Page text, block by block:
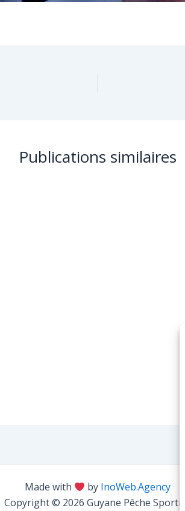
Publications similaires
Made with by InoWeb.Agency
Copyright © 2026 Guyane Pêche Sportive